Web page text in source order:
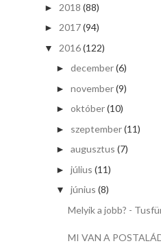
► 2018 (88)
► 2017(94)
▼ 2016(122)
► december(6)
► november(9)
► október(10)
► szeptember(11)
► augusztus (7)
► július (11)
▼ június (8)
Melyik a jobb? -
MI VAN A